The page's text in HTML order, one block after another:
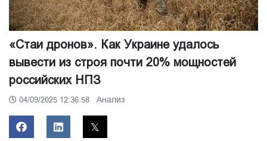
«Стаи дронов». Как Украине удалось
вывести из строя почти 20% мощностей
российских НПЗ
04/09/2025 12:36:58 Анализ